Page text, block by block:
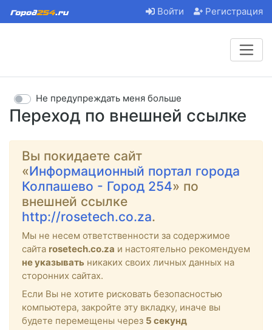
Войти Регистрация
Переход по внешней ссылке
Не предупреждать меня больше
Вы покидаете сайт
«Информационный портал города
Колпашево - Город 254» по
внешней ссылке
http://rosetech.co.za.
Мы не несем ответственности за содержимое
сайта rosetech.co.za и настоятельно рекомендуем
не указывать никаких своих личных данных на
сторонних сайтах.
Если Вы не хотите рисковать безопасностью
компьютера, закройте эту вкладку, иначе вы
будете перемещены через 4 секунд